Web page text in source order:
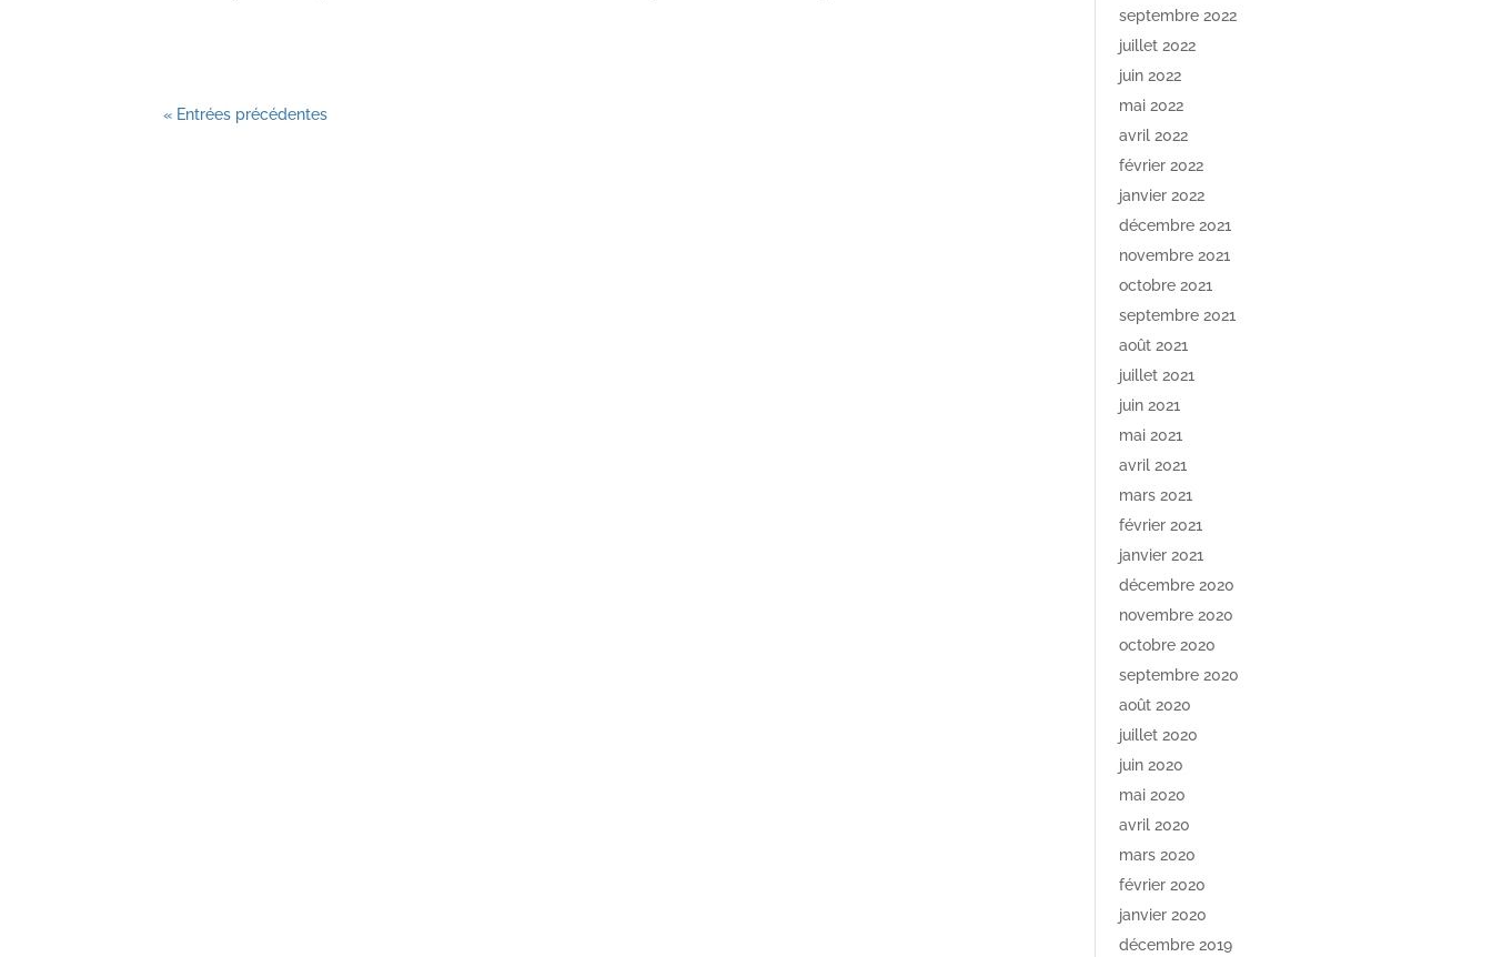
« Entrées précédentes
septembre 2022
juillet 2022
juin 2022
mai 2022
avril 2022
février 2022
janvier 2022
décembre 2021
novembre 2021
octobre 2021
septembre 2021
août 2021
juillet 2021
juin 2021
mai 2021
avril 2021
mars 2021
février 2021
janvier 2021
décembre 2020
novembre 2020
octobre 2020
septembre 2020
août 2020
juillet 2020
juin 2020
mai 2020
avril 2020
mars 2020
février 2020
janvier 2020
décembre 2019